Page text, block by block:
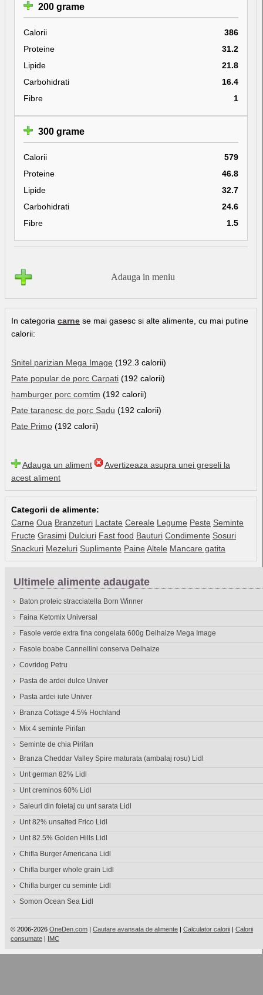
200 grame
Calorii
386
Proteine
31.2
Lipide
21.8
Carbohidrati
16.4
Fibre
1
300 grame
Calorii
579
Proteine
46.8
Lipide
32.7
Carbohidrati
24.6
Fibre
1.5
Adauga in meniu
In categoria carne se mai gasesc si alte alimente, cu mai putine
calorii:
Snitel parizian Mega Image (192.3 calorii)
Pate popular de porc Carpati (192 calorii)
hamburger porc comtim (192 calorii)
Pate taranesc de porc Sadu (192 calorii)
Pate Primo (192 calorii)
Adauga un aliment
Avertizeaza asupra unei greseli la
acest aliment
Categorii de alimente:
Carne Oua Branzeturi Lactate Cereale Legume Peste Seminte
Fructe Grasimi Dulciuri Fast food Bauturi Condimente Sosuri
Snackuri Mezeluri Suplimente Paine Altele Mancare gatita
Ultimele alimente adaugate
Baton proteic stracciatella Born Winner
Faina Ketomix Universal
Fasole verde extra fina congelata 600g Delhaize Mega Image
Fasole boabe Cannellini conserva Delhaize
Covridog Petru
Pasta de ardei dulce Univer
Pasta ardei iute Univer
Branza Cottage 4.5% Hochland
Mix 4 seminte Pirifan
Seminte de chia Pirifan
Branza Cheddar Valley Spire maturata (ambalaj rosu) Lidl
Unt german 82% Lidl
Unt creminos 60% Lidl
Saleuri din foietaj cu unt sarata Lidl
Unt 82% unsalted Frico Lidl
Unt 82.5% Golden Hills Lidl
Chifla Burger Americana Lidl
Chifla burger whole grain Lidl
Chifla burger cu seminte Lidl
Somon Ocean Sea Lidl
© 2006-2026 OneDen.com | Cautare avansata de alimente | Calculator calorii | Calorii
consumate | IMC